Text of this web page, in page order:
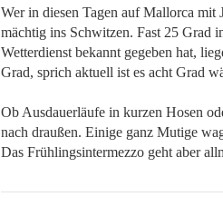
Wer in diesen Tagen auf Mallorca
mächtig ins Schwitzen. Fast 25 Grad
Wetterdienst bekannt gegeben hat,
Grad, sprich aktuell ist es acht Grad
Ob Ausdauerläufe in kurzen Hosen
nach draußen. Einige ganz Mutige
Das Frühlingsintermezzo geht aber